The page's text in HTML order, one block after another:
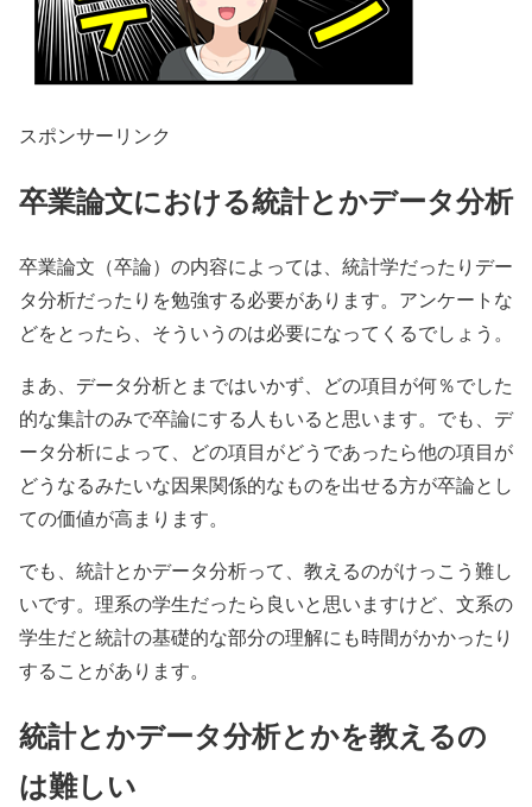
スポンサーリンク
卒業論文における統計とかデータ分析
卒業論文（卒論）の内容によっては、統計学だったりデー
タ分析だったりを勉強する必要があります。アンケートな
どをとったら、そういうのは必要になってくるでしょう。
まあ、データ分析とまではいかず、どの項目が何％でした
的な集計のみで卒論にする人もいると思います。でも、デ
ータ分析によって、どの項目がどうであったら他の項目が
どうなるみたいな因果関係的なものを出せる方が卒論とし
ての価値が高まります。
でも、統計とかデータ分析って、教えるのがけっこう難し
いです。理系の学生だったら良いと思いますけど、文系の
学生だと統計の基礎的な部分の理解にも時間がかかったり
することがあります。
統計とかデータ分析とかを教えるの
は難しい